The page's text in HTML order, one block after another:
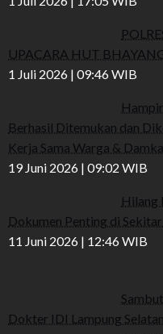
UPACARA HUT
1 Juli 2026 | 09:46 WIB
Berhasil Ditemukan dan
Kerja Sama Warga &
19 Juni 2026 | 09:02 WIB
Hilang
Dokumen Penting di
11 Juni 2026 | 12:46 WIB
Dokter IDI Lampung